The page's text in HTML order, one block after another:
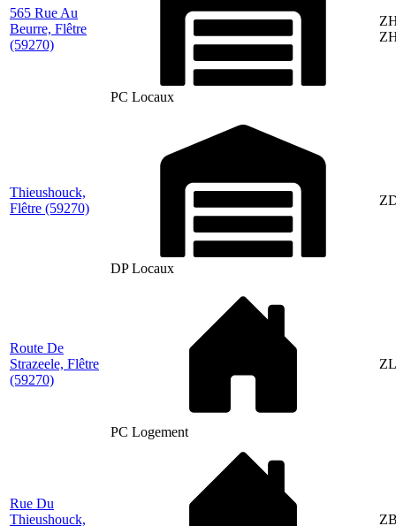
565 Rue Au
Beurre, Flêtre
(59270)
PC Locaux
Thieushouck,
Flêtre (59270)
DP Locaux
Route De
Strazeele, Flêtre
(59270)
PC Logement
Rue Du
Thieushouck,